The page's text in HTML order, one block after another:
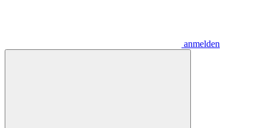
anmelden